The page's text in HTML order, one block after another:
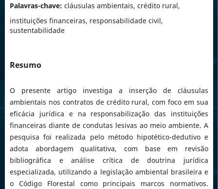
Palavras-chave: cláusulas ambientais, crédito rural,
instituições financeiras, responsabilidade civil,
sustentabilidade
Resumo
O presente artigo investiga a inserção de cláusulas
ambientais nos contratos de crédito rural, com foco em sua
eficácia jurídica e na responsabilização das instituições
financeiras diante de condutas lesivas ao meio ambiente. A
pesquisa foi realizada pelo método hipotético-dedutivo e
adota abordagem qualitativa, com base em revisão
bibliográfica e análise crítica de doutrina jurídica
especializada, utilizando a legislação ambiental brasileira e
o Código Florestal como principais marcos normativos.